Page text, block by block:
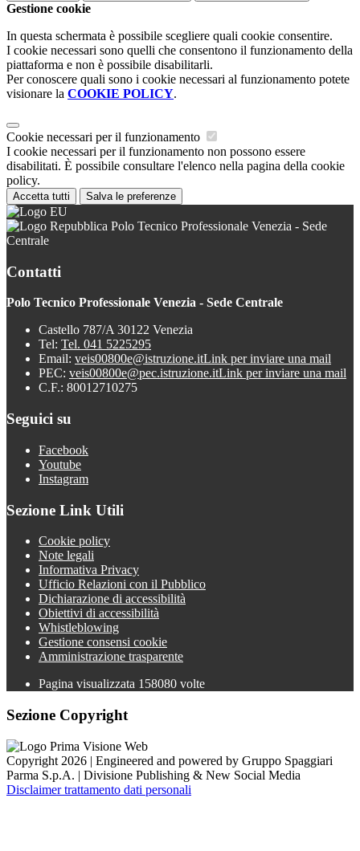
Gestione cookie
In questa schermata è possibile scegliere quali cookie consentire.
I cookie necessari sono quelli che consentono il funzionamento della
piattaforma e non è possibile disabilitarli.
Per conoscere quali sono i cookie necessari al funzionamento potete
visionare la COOKIE POLICY.
Cookie necessari per il funzionamento
I cookie necessari per il funzionamento non possono essere
disabilitati. È possibile consultare l'elenco nella pagina della cookie
policy.
Accetta tutti Salva le preferenze
Polo Tecnico Professionale Venezia - Sede
Centrale
Contatti
Polo Tecnico Professionale Venezia - Sede Centrale
Castello 787/A 30122 Venezia
Tel: Tel. 041 5225295
Email: veis00800e@istruzione.itLink per inviare una mail
PEC: veis00800e@pec.istruzione.itLink per inviare una mail
C.F.: 80012710275
Seguici su
Facebook
Youtube
Instagram
Sezione Link Utili
Cookie policy
Note legali
Informativa Privacy
Ufficio Relazioni con il Pubblico
Dichiarazione di accessibilità
Obiettivi di accessibilità
Whistleblowing
Gestione consensi cookie
Amministrazione trasparente
Pagina visualizzata 158080 volte
Sezione Copyright
Copyright 2026 | Engineered and powered by Gruppo Spaggiari
Parma S.p.A. | Divisione Publishing & New Social Media
Disclaimer trattamento dati personali